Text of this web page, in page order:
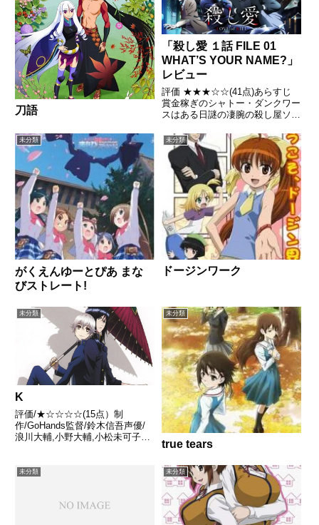
刀語
「殺し愛 １話 FILE 01
WHAT’S YOUR NAME?」
レビュー
評価 ★★★☆☆(41点)あらすじ
賞金稼ぎのシャトー・ダンクワー
スはある日謎の凄腕の殺し屋ソ
で制されるが彼が要求したのは彼
女の連絡先であった。引用-
Wikipedia
未分類
がくえんゆーとぴあ まな
びストレート!
未分類
ドージンワーク
未分類
K
評価/★☆☆☆☆(15点）制
作/GoHands監督/鈴木信吾声優/
浪川大輔,小野大輔,小松未可子ほ
なった歴史を歩んだ現代日本。7
未分類
true tears
未分類 未分類